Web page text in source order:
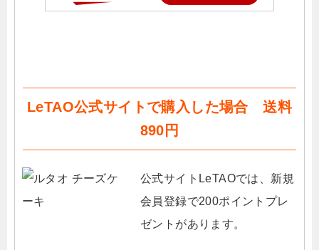
LeTAO公式サイトで購入した場合 送料
890円
公式サイトLeTAOでは、新規
会員登録で200ポイントプレ
ゼントがあります。